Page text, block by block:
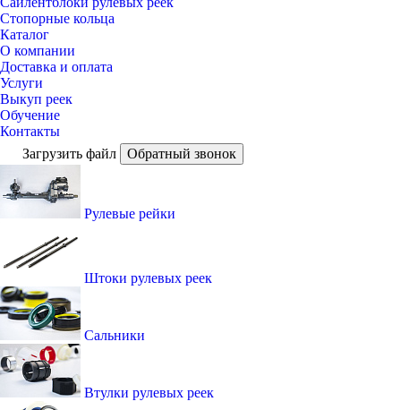
Стопорные кольца
Каталог
О компании
Доставка и оплата
Услуги
Выкуп реек
Обучение
Контакты
Загрузить файл
Обратный звонок
Рулевые рейки
Штоки рулевых реек
Сальники
Втулки рулевых реек